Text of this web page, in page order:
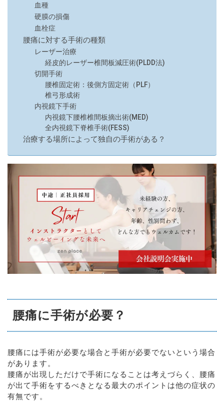
血種
硬膜の損傷
血栓症
腰痛に対する手術の種類
レーザー治療
経皮的レーザー椎間板減圧術(PLDD法)
切開手術
腰椎固定術：後側方固定術（PLF）
椎弓形成術
内視鏡下手術
内視鏡下腰椎椎間板摘出術(MED)
全内視鏡下脊椎手術(FESS)
治療する場所によって独自の手術がある？
腰痛に手術が必要？
腰痛には手術が必要な場合と手術が必要でないという場合
があります。
腰痛が出現しただけで手術になることは考えづらく、腰痛
が出て手術をするべきとなる最大のポイントは他の症状の
有無です。